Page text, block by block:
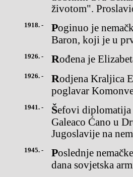
životom".
1918. - Poginuo je nemački pilot Manfred fon Rihtofen, poznat kao Crveni
Baron, koji je u
1926. - Rođena je
1926. - Rodjena Kraljica Elizabeta II (Queen Elizabeth II), vrhovni
poglavar
1941. - Šefovi diplomatija Nemačke i Italije Joahim fon Ribentrop i grof
Galeaco Ćano u
Jugoslavije na
1945. - Poslednje nemačke trupe povukle su se iz Bolonje (Italija). Istog
dana sovjetska